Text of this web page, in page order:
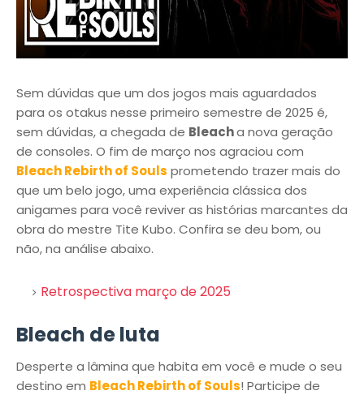
Sem dúvidas que um dos jogos mais aguardados
para os otakus nesse primeiro semestre de 2025 é,
sem dúvidas, a chegada de Bleacha nova geração
de consoles. O fim de março nos agraciou com
Bleach Rebirth of Souls prometendo trazer mais do
que um belo jogo, uma experiência clássica dos
anigames para você reviver as histórias marcantes da
obra do mestre Tite Kubo. Confira se deu bom, ou
não, na análise abaixo.
Retrospectiva março de 2025
Bleach de luta
Desperte a lâmina que habita em você e mude o seu
destino em Bleach Rebirth of Souls! Participe de